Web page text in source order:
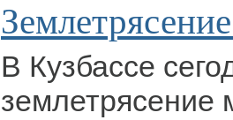
В Кузбассе
землетрясение